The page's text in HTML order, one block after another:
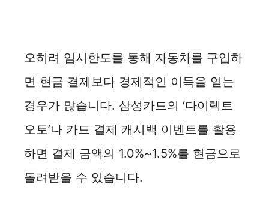
오히려 임시한도를 통해 자동차를 구입하
면 현금 결제보다 경제적인 이득을 얻는
경우가 많습니다. 삼성카드의 ‘다이렉트
오토’나 카드 결제 캐시백 이벤트를 활용
하면 결제 금액의 1.0%~1.5%를 현금으로
돌려받을 수 있습니다.